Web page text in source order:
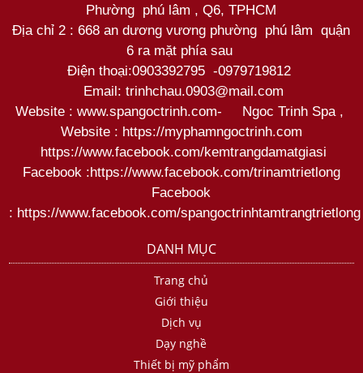
Phường phú lâm , Q6, TPHCM
Địa chỉ 2 : 668 an dương vương phường phú lâm quận
6 ra mặt phía sau
Điện thoại:0903392795 -0979719812
Email: trinhchau.0903@mail.com
Website : www.spangoctrinh.com- Ngoc Trinh Spa ,
Website : https://myphamngoctrinh.com
https://www.facebook.com/kemtrangdamatgiasi
Facebook :https://www.facebook.com/trinamtrietlong
Facebook
: https://www.facebook.com/spangoctrinhtamtrangtrietlong
DANH MỤC
Trang chủ
Giới thiệu
Dịch vụ
Dạy nghề
Thiết bị mỹ phẩm